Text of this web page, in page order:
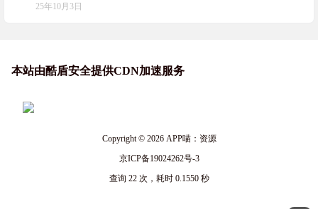
25年10月3日
本站由酷盾安全提供CDN加速服务
Copyright © 2026APP喵：资源
京ICP备19024262号-3
查询 22 次，耗时 0.1550 秒